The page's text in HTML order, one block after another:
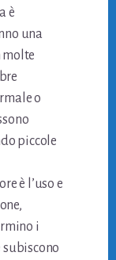
è
una
molte
o
piccole
è l’uso e
i
subiscono